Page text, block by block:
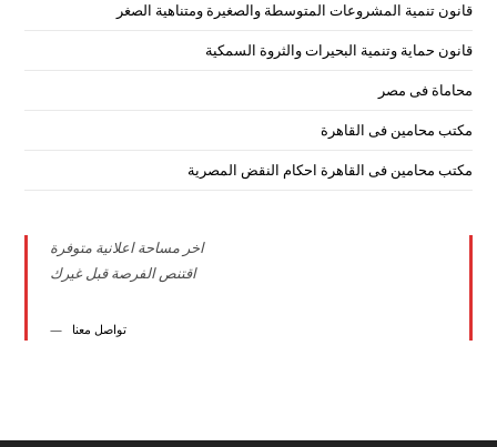
قانون تنمية المشروعات المتوسطة والصغيرة ومتناهية الصغر
قانون حماية وتنمية البحيرات والثروة السمكية
محاماة فى مصر
مكتب محامين فى القاهرة
مكتب محامين فى القاهرة احكام النقض المصرية
اخر مساحة اعلانية متوفرة
اقتنص الفرصة قبل غيرك
تواصل معنا